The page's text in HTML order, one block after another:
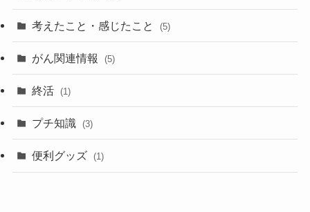
考えたこと・感じたこと (5)
がん関連情報 (5)
終活 (1)
プチ知識 (3)
便利グッズ (1)